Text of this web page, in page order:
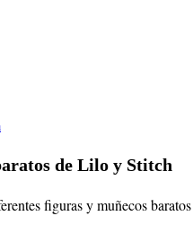
de Lilo y Stitch
figuras y muñecos